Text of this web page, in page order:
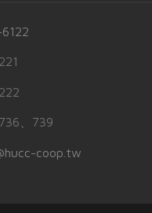
、739
coop.tw